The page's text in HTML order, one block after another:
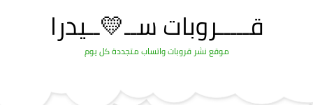
قـــــروبات ســ💛ــيدرا
موقع نشر قروبات واتساب متجددة كل يوم